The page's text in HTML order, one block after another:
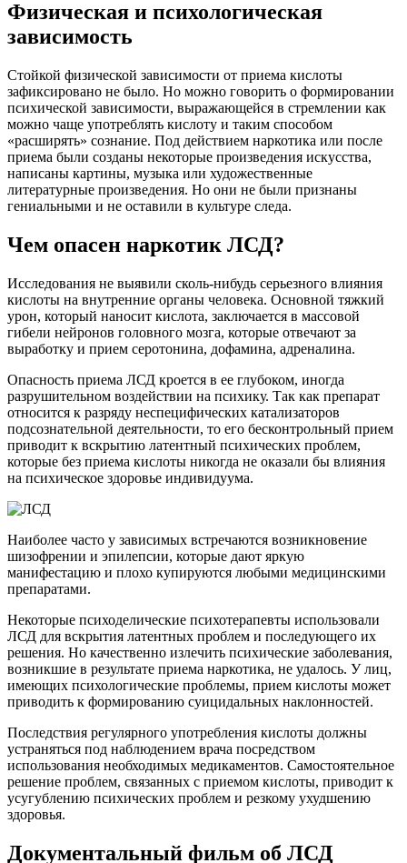
Физическая и психологическая
зависимость
Стойкой физической зависимости от приема кислоты
зафиксировано не было. Но можно говорить о формировании
психической зависимости, выражающейся в стремлении как
можно чаще употреблять кислоту и таким способом
«расширять» сознание. Под действием наркотика или после
приема были созданы некоторые произведения искусства,
написаны картины, музыка или художественные
литературные произведения. Но они не были признаны
гениальными и не оставили в культуре следа.
Чем опасен наркотик ЛСД?
Исследования не выявили сколь-нибудь серьезного влияния
кислоты на внутренние органы человека. Основной тяжкий
урон, который наносит кислота, заключается в массовой
гибели нейронов головного мозга, которые отвечают за
выработку и прием серотонина, дофамина, адреналина.
Опасность приема ЛСД кроется в ее глубоком, иногда
разрушительном воздействии на психику. Так как препарат
относится к разряду неспецифических катализаторов
подсознательной деятельности, то его бесконтрольный прием
приводит к вскрытию латентный психических проблем,
которые без приема кислоты никогда не оказали бы влияния
на психическое здоровье индивидуума.
Наиболее часто у зависимых встречаются возникновение
шизофрении и эпилепсии, которые дают яркую
манифестацию и плохо купируются любыми медицинскими
препаратами.
Некоторые психоделические психотерапевты использовали
ЛСД для вскрытия латентных проблем и последующего их
решения. Но качественно излечить психические заболевания,
возникшие в результате приема наркотика, не удалось. У лиц,
имеющих психологические проблемы, прием кислоты может
приводить к формированию суицидальных наклонностей.
Последствия регулярного употребления кислоты должны
устраняться под наблюдением врача посредством
использования необходимых медикаментов. Самостоятельное
решение проблем, связанных с приемом кислоты, приводит к
усугублению психических проблем и резкому ухудшению
здоровья.
Документальный фильм об ЛСД